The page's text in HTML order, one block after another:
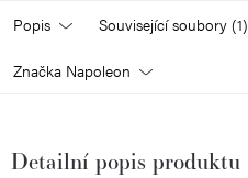
Popis Související soubory (1)
Značka Napoleon
Detailní popis produktu